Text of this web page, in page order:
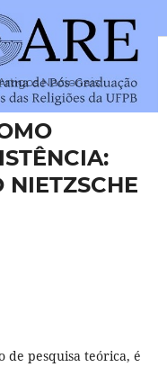
Nacionais
NIETZSCHE
de pesquisa teórica, é